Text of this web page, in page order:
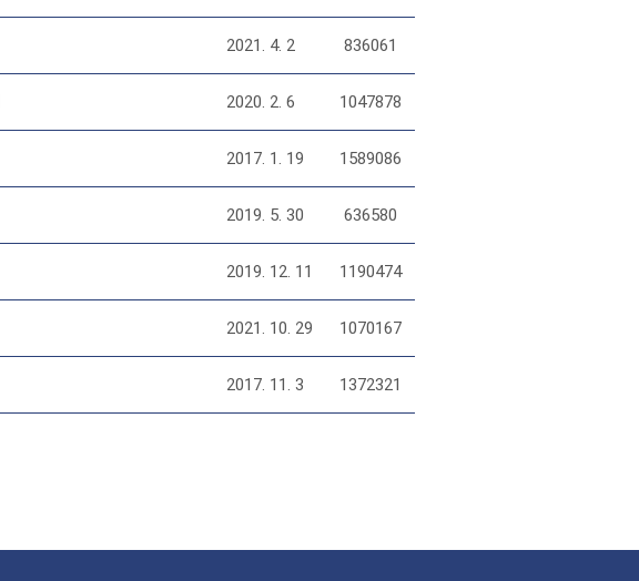
2021. 4. 2 836061
2020. 2. 6 1047878
2017. 1. 19 1589086
2019. 5. 30 636580
2019. 12. 11 1190474
2021. 10. 29 1070167
2017. 11. 3 1372321